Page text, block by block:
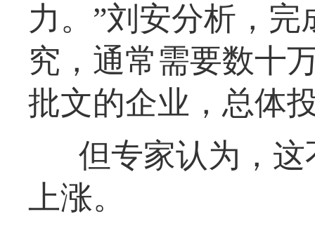
力。”刘安分析，
究，通常需要数十
批文的企业，总体
但专家认为，
上涨。